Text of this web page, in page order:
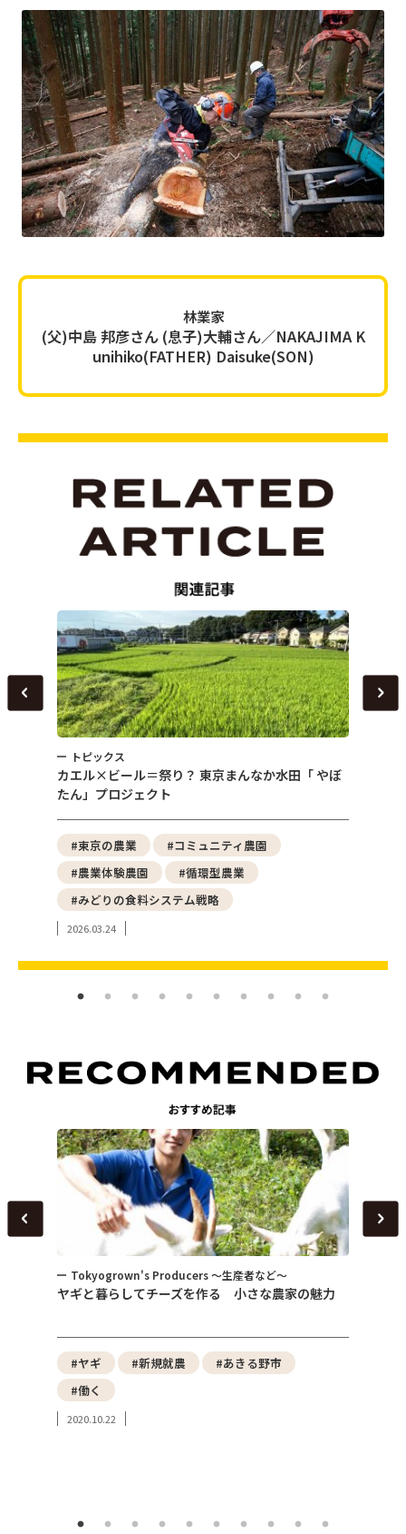
林業家
(父)中島 邦彦さん (息子)大輔さん／NAKAJIMA K
unihiko(FATHER) Daisuke(SON)
トピックス
カエル×ビール＝祭り？ 東京まんなか水田「 やぼ
たん」プロジェクト
#東京の農業
#コミュニティ農園
#農業体験農園
#循環型農業
#みどりの食料システム戦略
2026.03.24
Tokyogrown's Producers ～生産者など～
ヤギと暮らしてチーズを作る 小さな農家の魅力
#ヤギ #新規就農
#あきる野市
#働く
2020.10.22